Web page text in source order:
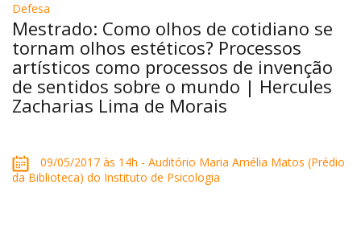
Defesa
Mestrado: Como olhos de cotidiano se
tornam olhos estéticos? Processos
artísticos como processos de invenção
de sentidos sobre o mundo | Hercules
Zacharias Lima de Morais
09/05/2017 às 14h - Auditório Maria Amélia Matos (Prédio
da Biblioteca) do Instituto de Psicologia